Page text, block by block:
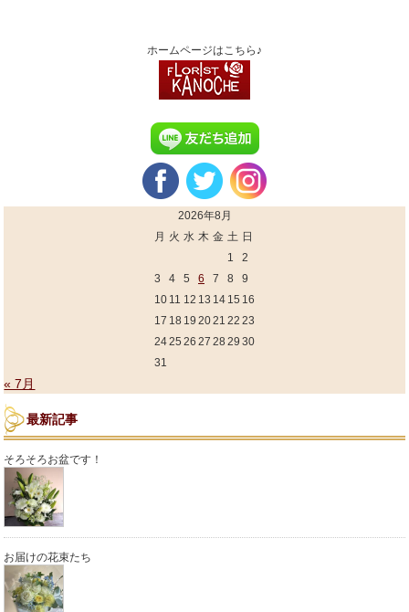
ホームページはこちら♪
2026年8月
月 火 水 木 金 土 日
1
2
3
4 5 6 7 8
9
10 11 12 13 14 15 16
17 18 19 2021 22 23
2425 26 27 28 29 30
31
« 7月
最新記事
そろそろお盆です！
お届けの花束たち